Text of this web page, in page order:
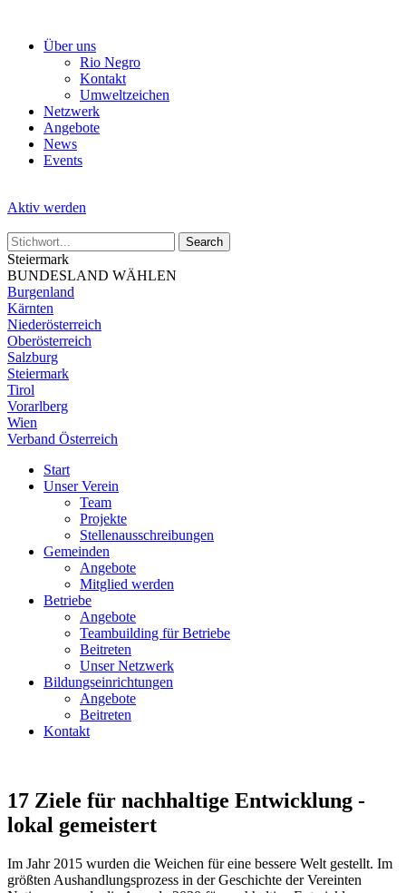
Über uns
Rio Negro
Kontakt
Umweltzeichen
Netzwerk
Angebote
News
Events
Aktiv werden
Steiermark
BUNDESLAND WÄHLEN
Burgenland
Kärnten
Niederösterreich
Oberösterreich
Salzburg
Steiermark
Tirol
Vorarlberg
Wien
Verband Österreich
Start
Unser Verein
Team
Projekte
Stellenausschreibungen
Gemeinden
Angebote
Mitglied werden
Betriebe
Angebote
Teambuilding für Betriebe
Beitreten
Unser Netzwerk
Bildungseinrichtungen
Angebote
Beitreten
Kontakt
17 Ziele für nachhaltige Entwicklung -
lokal gemeistert
Im Jahr 2015 wurden die Weichen für eine bessere Welt gestellt. Im
größten Aushandlungsprozess in der Geschichte der Vereinten